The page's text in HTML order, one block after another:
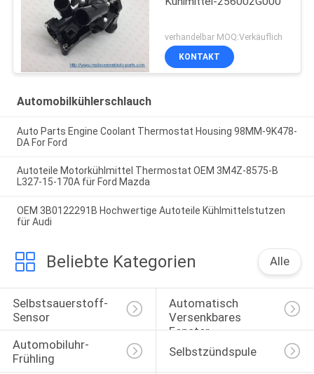
verhandelbar MOQ:Verkäuflich
KONTAKT
Automobilkühlerschlauch
Auto Parts Engine Coolant Thermostat Housing 98MM-9K478-
DA For Ford
Autoteile Motorkühlmittel Thermostat OEM 3M4Z-8575-B
L327-15-170A für Ford Mazda
OEM 3B0122291B Hochwertige Autoteile Kühlmittelstutzen
für Audi
Beliebte Kategorien Alle
Selbstsauerstoff-
Sensor
Automatisch
Versenkbares
Fenster-
Selbstschalter
Automobiluhr-
Frühling
Selbstzündspule